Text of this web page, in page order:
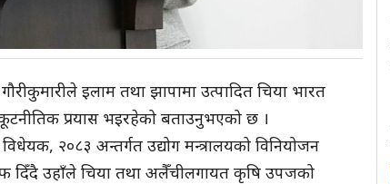
इलाम तथा झापामा उत्पादित चिया भारत
प्रयास भइरहेको बताउनुभएको छ ।
२०८३ अन्तर्गत उद्योग मन्त्रालयको विनियोजन
दिँदै उहाँले चिया तथा अलैँचीलगायत कृषि उपजको